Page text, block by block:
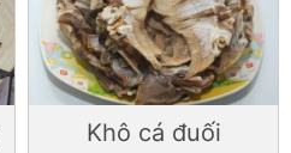
Khô cá đuối